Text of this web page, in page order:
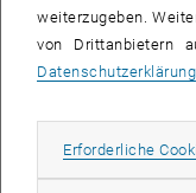
EMBA Online Info
weiterzugeben.
von Drittanbietern
Datenschutzerklärung
Erforderliche